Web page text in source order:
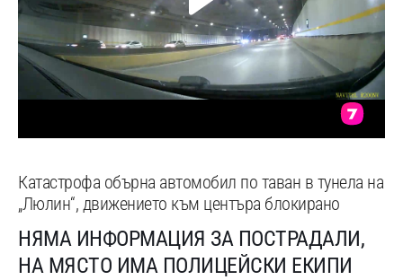
Катастрофа обърна автомобил по таван в тунела на
„Люлин“, движението към центъра блокирано
НЯМА ИНФОРМАЦИЯ ЗА ПОСТРАДАЛИ,
НА МЯСТО ИМА ПОЛИЦЕЙСКИ ЕКИПИ